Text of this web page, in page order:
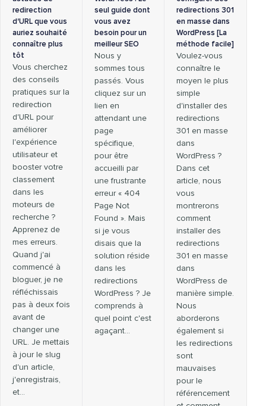
redirection
d'URL que vous
auriez souhaité
connaître plus
tôt
Vous cherchez
des conseils
pratiques sur la
redirection
d'URL pour
améliorer
l'expérience
utilisateur et
booster votre
classement
dans les
moteurs de
recherche ?
Apprenez de
mes erreurs.
Quand j'ai
commencé à
bloguer, je ne
réfléchissais
pas à deux fois
avant de
changer une
URL. Je mettais
à jour le slug
d'un article,
j'enregistrais,
et…
seul guide dont
vous avez
besoin pour un
meilleur SEO
Nous y
sommes tous
passés. Vous
cliquez sur un
lien en
attendant une
page
spécifique,
pour être
accueilli par
une frustrante
erreur « 404
Page Not
Found ». Mais
si je vous
disais que la
solution réside
dans les
redirections
WordPress ? Je
comprends à
quel point c'est
agaçant…
redirections 301
en masse dans
WordPress [La
méthode facile]
Voulez-vous
connaître le
moyen le plus
simple
d'installer des
redirections
301 en masse
dans
WordPress ?
Dans cet
article, nous
vous
montrerons
comment
installer des
redirections
301 en masse
dans
WordPress de
manière simple.
Nous
aborderons
également si
les redirections
sont
mauvaises
pour le
référencement